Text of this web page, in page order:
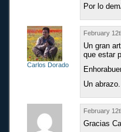
Por lo
Carlos Dorado
February
Un gran
que estar
Un abrazo.
February
Gracias